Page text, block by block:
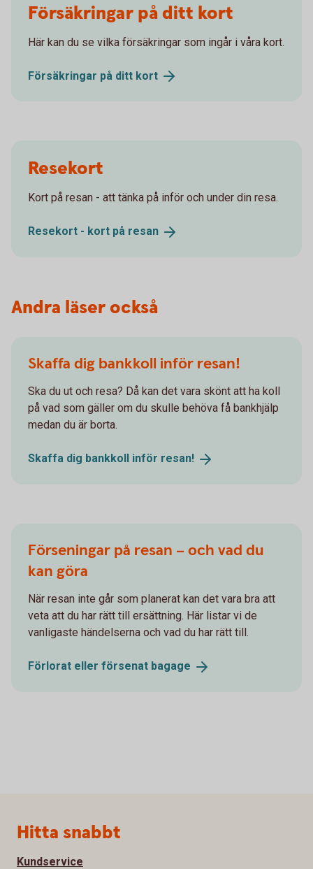
Försäkringar på ditt kort
Här kan du se vilka försäkringar som ingår i våra kort.
Försäkringar på ditt kort
Resekort
Kort på resan - att tänka på inför och under din resa.
Resekort - kort på resan
Andra läser också
Skaffa dig bankkoll inför resan!
Ska du ut och resa? Då kan det vara skönt att ha koll
på vad som gäller om du skulle behöva få bankhjälp
medan du är borta.
Skaffa dig bankkoll inför resan!
Förseningar på resan – och vad du
kan göra
När resan inte går som planerat kan det vara bra att
veta att du har rätt till ersättning. Här listar vi de
vanligaste händelserna och vad du har rätt till.
Förlorat eller försenat bagage
Sidfot
Hitta snabbt
Kundservice